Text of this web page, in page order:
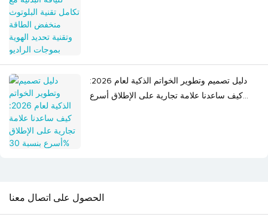
دليل تصميم وتطوير الخواتم الذكية لعام 2026:
كيف ساعدنا علامة تجارية على الإطلاق أسرع
الحصول على اتصال معنا